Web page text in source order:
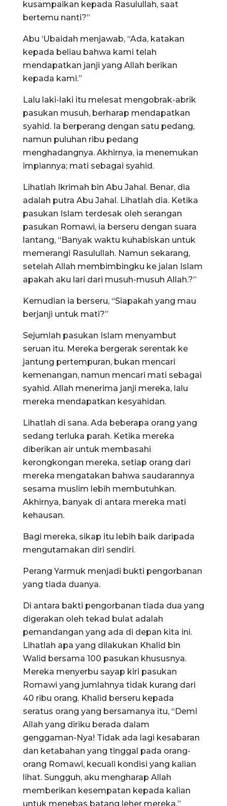
kusampaikan kepada Rasulullah, saat
bertemu nanti?”
Abu ‘Ubaidah menjawab, “Ada, katakan
kepada beliau bahwa kami telah
mendapatkan janji yang Allah berikan
kepada kami.”
Lalu laki-laki itu melesat mengobrak-abrik
pasukan musuh, berharap mendapatkan
syahid. Ia berperang dengan satu pedang,
namun puluhan ribu pedang
menghadangnya. Akhirnya, ia menemukan
impiannya; mati sebagai syahid.
Lihatlah Ikrimah bin Abu Jahal. Benar, dia
adalah putra Abu Jahal. Lihatlah dia. Ketika
pasukan Islam terdesak oleh serangan
pasukan Romawi, ia berseru dengan suara
lantang, “Banyak waktu kuhabiskan untuk
memerangi Rasulullah. Namun sekarang,
setelah Allah membimbingku ke jalan Islam
apakah aku lari dari musuh-musuh Allah.?”
Kemudian ia berseru, “Siapakah yang mau
berjanji untuk mati?”
Sejumlah pasukan Islam menyambut
seruan itu. Mereka bergerak serentak ke
jantung pertempuran, bukan mencari
kemenangan, namun mencari mati sebagai
syahid. Allah menerima janji mereka, lalu
mereka mendapatkan kesyahidan.
Lihatlah di sana. Ada beberapa orang yang
sedang terluka parah. Ketika mereka
diberikan air untuk membasahi
kerongkongan mereka, setiap orang dari
mereka mengatakan bahwa saudarannya
sesama muslim lebih membutuhkan.
Akhirnya, banyak di antara mereka mati
kehausan.
Bagi mereka, sikap itu lebih baik daripada
mengutamakan diri sendiri.
Perang Yarmuk menjadi bukti pengorbanan
yang tiada duanya.
Di antara bakti pengorbanan tiada dua yang
digerakan oleh tekad bulat adalah
pemandangan yang ada di depan kita ini.
Lihatlah apa yang dilakukan Khalid bin
Walid bersama 100 pasukan khususnya.
Mereka menyerbu sayap kiri pasukan
Romawi yang jumlahnya tidak kurang dari
40 ribu orang. Khalid berseru kepada
seratus orang yang bersamanya itu, “Demi
Allah yang diriku berada dalam
genggaman-Nya! Tidak ada lagi kesabaran
dan ketabahan yang tinggal pada orang-
orang Romawi, kecuali kondisi yang kalian
lihat. Sungguh, aku mengharap Allah
memberikan kesempatan kepada kalian
untuk menebas batang leher mereka.”